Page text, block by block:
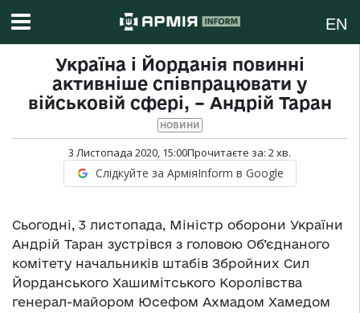
EN
Україна і Йорданія повинні
активніше співпрацювати у
військовій сфері, – Андрій Таран
НОВИНИ
3 Листопада 2020, 15:00Прочитаєте за: 2хв.
Слідкуйте за АрміяInform в Google
Сьогодні, 3 листопада, Міністр оборони України
Андрій Таран зустрівся з головою Об’єднаного
комітету начальників штабів Збройних Сил
Йорданського Хашимітського Королівства
генерал-майором Юсефом Ахмадом Хамедом